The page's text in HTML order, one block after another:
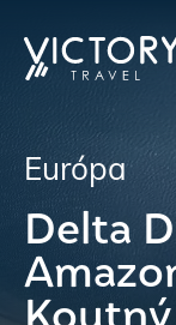
Európa
Delta